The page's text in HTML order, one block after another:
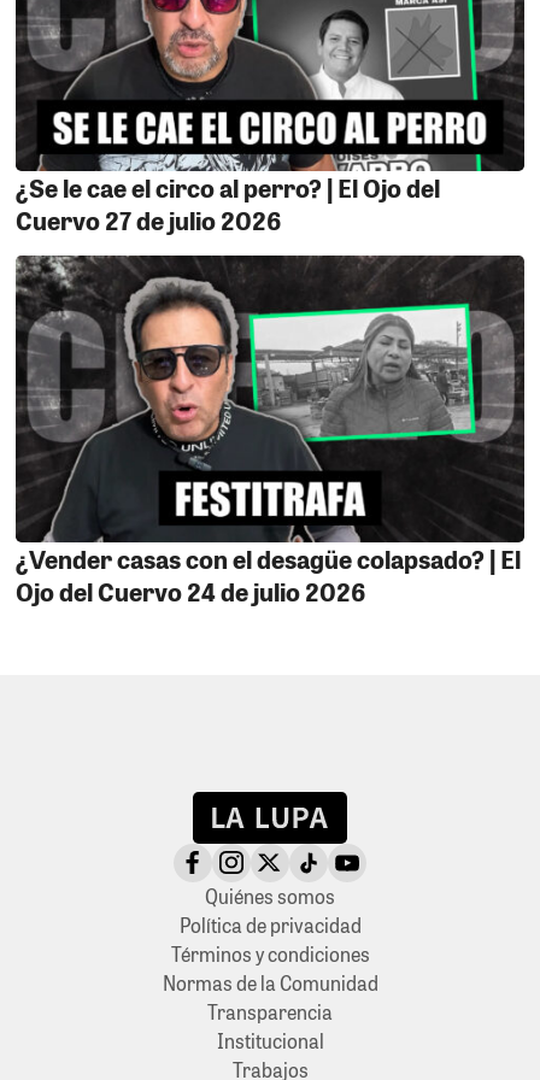
¿Se le cae el circo al perro? | El Ojo del
Cuervo 27 de julio 2026
¿Vender casas con el desagüe colapsado? | El
Ojo del Cuervo 24 de julio 2026
Quiénes somos
Política de privacidad
Términos y condiciones
Normas de la Comunidad
Transparencia
Institucional
Trabajos